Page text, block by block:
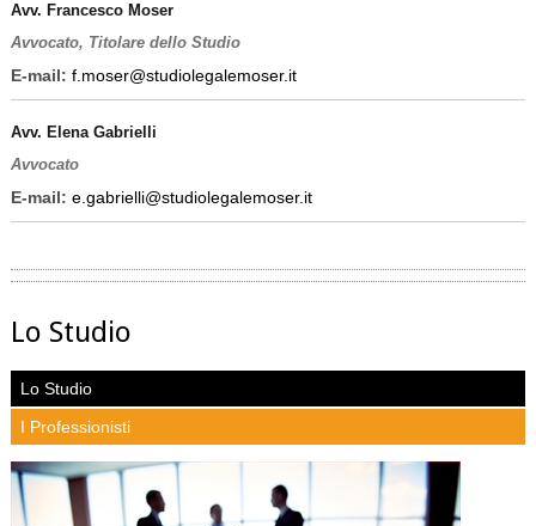
Avv. Francesco Moser
Avvocato, Titolare dello Studio
E-mail: f.moser@studiolegalemoser.it
Avv. Elena Gabrielli
Avvocato
E-mail: e.gabrielli@studiolegalemoser.it
Lo Studio
Lo Studio
I Professionisti